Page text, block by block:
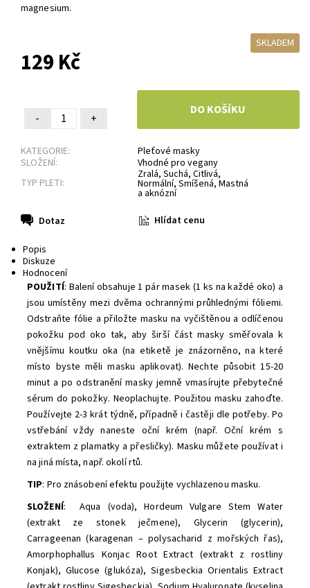
magnesium.
SKLADEM
129 Kč
- +
KATEGORIE:
Pleťové masky
SLOŽENÍ:
Vhodné pro vegany
TYP PLETI:
Zralá, Suchá, Citlivá,
Normální, Smíšená, Mastná
a aknózní
Dotaz
Hlídat cenu
Popis
Diskuze
Hodnocení
POUŽITÍ: Balení obsahuje 1 pár masek (1 ks na každé oko) a
jsou umístěny mezi dvěma ochrannými průhlednými fóliemi.
Odstraňte fólie a přiložte masku na vyčištěnou a odlíčenou
pokožku pod oko tak, aby širší část masky směřovala k
vnějšímu koutku oka (na etiketě je znázorněno, na které
místo byste měli masku aplikovat). Nechte působit 15-20
minut a po odstranění masky jemně vmasírujte přebytečné
sérum do pokožky. Neoplachujte. Použitou masku zahoďte.
Používejte 2-3 krát týdně, případně i častěji dle potřeby. Po
vstřebání vždy naneste oční krém (např. Oční krém s
extraktem z plamatky a přesličky). Masku můžete používat i
na jiná místa, např. okolí rtů.
TIP: Pro znásobení efektu použijte vychlazenou masku.
SLOŽENÍ: Aqua (voda), Hordeum Vulgare Stem Water
(extrakt ze stonek ječmene), Glycerin (glycerin),
Carrageenan (karagenan – polysacharid z mořských řas),
Amorphophallus Konjac Root Extract (extrakt z rostliny
Konjak), Glucose (glukóza), Sigesbeckia Orientalis Extract